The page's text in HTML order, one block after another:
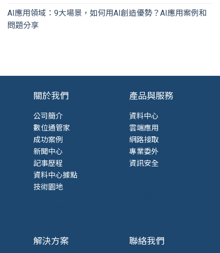
AI應用領域：9大場景，如何用AI創造優勢？AI應用案例和
問題分享
關於我們
公司簡介
數位通管家
成功案例
新聞中心
記事歷程
資料中心據點
技術園地
產品與服務
資料中心
雲端應用
網路接取
專業委外
資訊安全
解決方案 聯絡我們